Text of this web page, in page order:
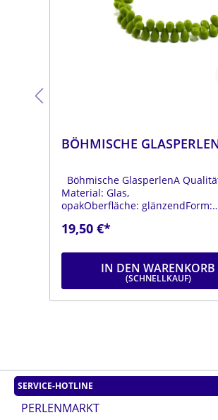
BÖHMISCHE
Böhmische GlasperlenA
Material: Glas,
opakOberfläche: glänzendForm:
moosgrünDurchmesser: ca. 6
19,50 €*
IN DEN WARENKORB
SERVICE-HOTLINE
PERLENMARKT